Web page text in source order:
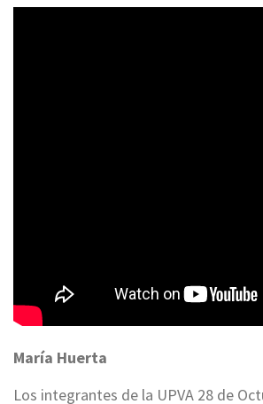
María Huerta
Los integrantes de la UPVA 28 de